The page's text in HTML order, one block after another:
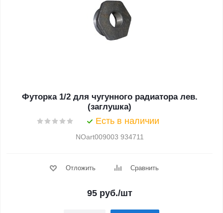
Футорка 1/2 для чугунного радиатора лев.
(заглушка)
Есть в наличии
NOart009003 934711
Отложить Сравнить
95 руб./шт